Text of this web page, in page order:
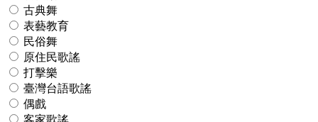
古典舞
表藝教育
民俗舞
原住民歌謠
打擊樂
臺灣台語歌謠
偶戲